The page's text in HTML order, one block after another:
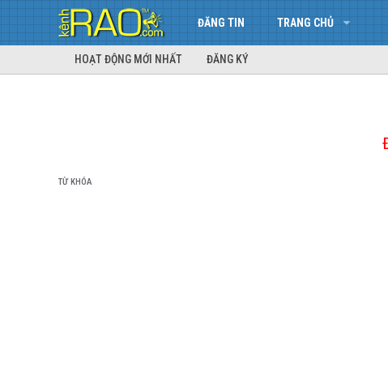
ĐĂNG TIN TRANG CHỦ
HOẠT ĐỘNG MỚI NHẤT ĐĂNG KÝ
TỪ KHÓA